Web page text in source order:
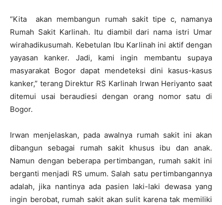
“Kita akan membangun rumah sakit tipe c, namanya
Rumah Sakit Karlinah. Itu diambil dari nama istri Umar
wirahadikusumah. Kebetulan Ibu Karlinah ini aktif dengan
yayasan kanker. Jadi, kami ingin membantu supaya
masyarakat Bogor dapat mendeteksi dini kasus-kasus
kanker,” terang Direktur RS Karlinah Irwan Heriyanto saat
ditemui usai beraudiesi dengan orang nomor satu di
Bogor.
Irwan menjelaskan, pada awalnya rumah sakit ini akan
dibangun sebagai rumah sakit khusus ibu dan anak.
Namun dengan beberapa pertimbangan, rumah sakit ini
berganti menjadi RS umum. Salah satu pertimbangannya
adalah, jika nantinya ada pasien laki-laki dewasa yang
ingin berobat, rumah sakit akan sulit karena tak memiliki